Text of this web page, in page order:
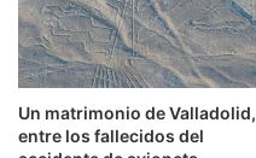
Un matrimonio de Valladolid,
entre los fallecidos del